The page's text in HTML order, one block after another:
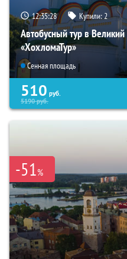
12:35:26 Купили:2
Автобусный тур в
«ХохломаТур»
Сенная площадь
510 руб.
5190руб.
-51%